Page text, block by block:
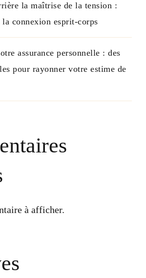
la maîtrise de la tension :
la connexion esprit-corps
assurance personnelle : des
pour rayonner votre estime de
à afficher.